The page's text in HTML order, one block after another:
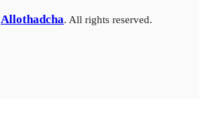
Allothadcha. All rights reserved.